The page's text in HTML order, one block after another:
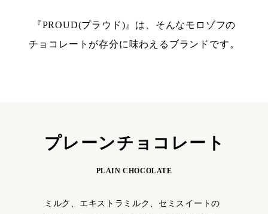
『PROUD(プラウド)』は、そんなモロゾフの
チョコレートが存分に味わえるブランドです。
プレーンチョコレート
PLAIN CHOCOLATE
ミルク、エキストラミルク、セミスイートの